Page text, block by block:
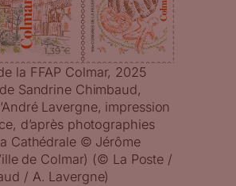
la FFAP Colmar, 2025
Sandrine Chimbaud,
Lavergne, impression
d’après photographies
Cathédrale © Jérôme
de Colmar) (© La Poste /
/ A. Lavergne)